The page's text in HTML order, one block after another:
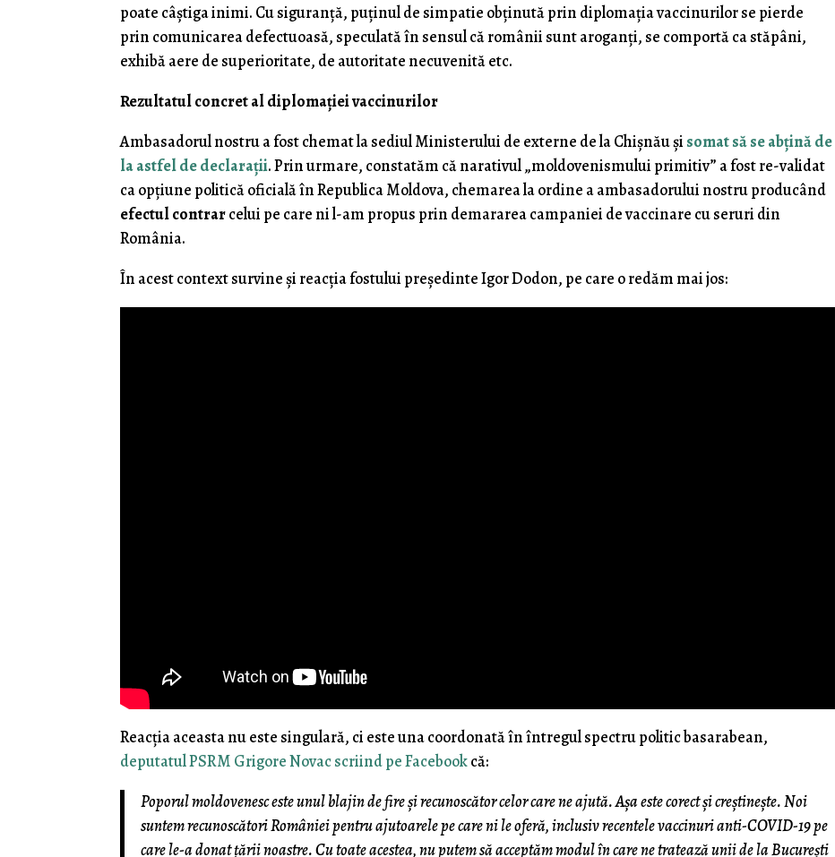
poate câştiga inimi. Cu siguranţă, puţinul de simpatie obţinută prin diplomaţia vaccinurilor se pierde
prin comunicarea defectuoasă, speculată în sensul că românii sunt aroganţi, se comportă ca stăpâni,
exhibă aere de superioritate, de autoritate necuvenită etc.
Rezultatul concret al diplomaţiei vaccinurilor
Ambasadorul nostru a fost chemat la sediul Ministerului de externe de la Chişnău şi somat să se abţină de
la astfel de declaraţii. Prin urmare, constatăm că narativul „moldovenismului primitiv” a fost re-validat
ca opţiune politică oficială în Republica Moldova, chemarea la ordine a ambasadorului nostru producând
efectul contrarcelui pe care ni l-am propus prin demararea campaniei de vaccinare cu seruri din
România.
În acest context survine şi reacţia fostului preşedinte Igor Dodon, pe care o redăm mai jos:
Reacţia aceasta nu este singulară, ci este una coordonată în întregul spectru politic basarabean,
deputatul PSRM Grigore Novac scriind pe Facebookcă:
Poporul moldovenesc este unul blajin de fire și recunoscător celor care ne ajută. Așa este corect și creștinește. Noi
suntem recunoscători României pentru ajutoarele pe care ni le oferă, inclusiv recentele vaccinuri anti-COVID-19 pe
care le-a donat țării noastre. Cu toate acestea, nu putem să acceptăm modul în care ne tratează unii de la București